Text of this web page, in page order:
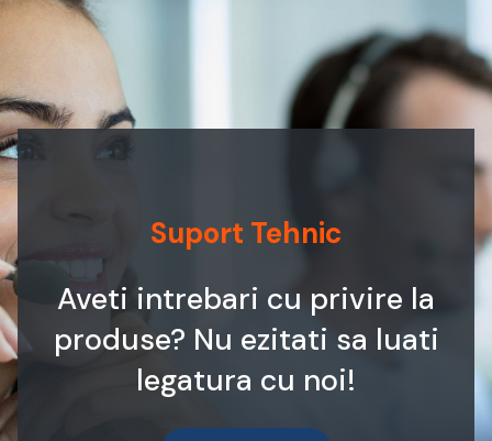
Suport Tehnic
Aveti intrebari cu privire la
produse? Nu ezitati sa luati
legatura cu noi!